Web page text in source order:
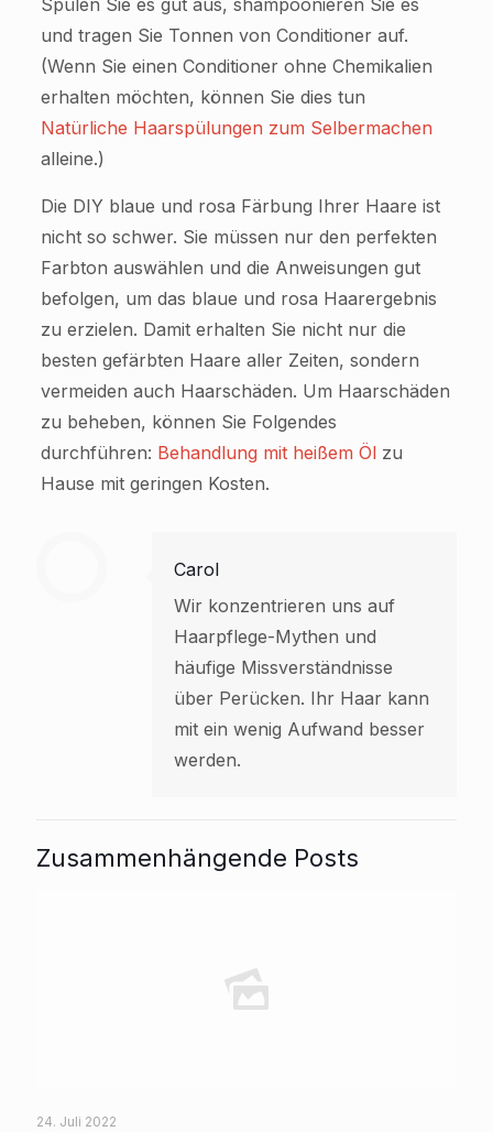
und tragen Sie Tonnen von Conditioner auf.
(Wenn Sie einen Conditioner ohne Chemikalien
erhalten möchten, können Sie dies tun
Natürliche Haarspülungen zum Selbermachen
alleine.)
Die DIY blaue und rosa Färbung Ihrer Haare ist
nicht so schwer. Sie müssen nur den perfekten
Farbton auswählen und die Anweisungen gut
befolgen, um das blaue und rosa Haarergebnis
zu erzielen. Damit erhalten Sie nicht nur die
besten gefärbten Haare aller Zeiten, sondern
vermeiden auch Haarschäden. Um Haarschäden
zu beheben, können Sie Folgendes
durchführen: Behandlung mit heißem Ölzu
Hause mit geringen Kosten.
Carol
Wir konzentrieren uns auf
Haarpflege-Mythen und
häufige Missverständnisse
über Perücken. Ihr Haar kann
mit ein wenig Aufwand besser
werden.
Zusammenhängende Posts
24. Juli 2022